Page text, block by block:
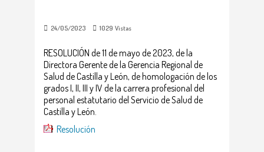
24/05/2023 1029 Vistas
RESOLUCIÓN de 11 de mayo de 2023, de la
Directora Gerente de la Gerencia Regional de
Salud de Castilla y León, de homologación de los
grados I, II, III y IV de la carrera profesional del
personal estatutario del Servicio de Salud de
Castilla y León.
Resolución